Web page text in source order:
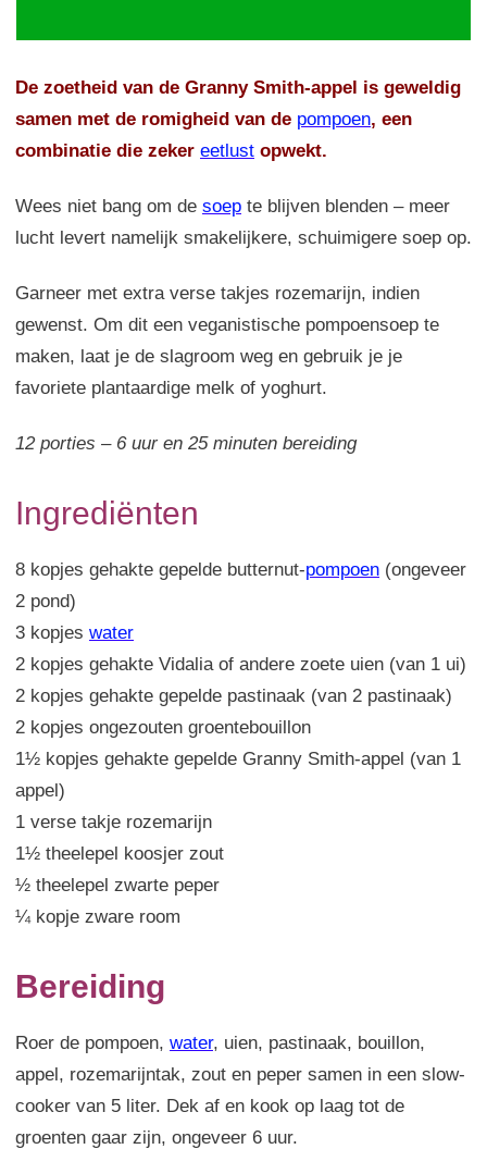
De zoetheid van de Granny Smith-appel is geweldig
samen met de romigheid van de pompoen, een
combinatie die zeker eetlust opwekt.
Wees niet bang om de soep te blijven blenden – meer
lucht levert namelijk smakelijkere, schuimigere soep op.
Garneer met extra verse takjes rozemarijn, indien
gewenst. Om dit een veganistische pompoensoep te
maken, laat je de slagroom weg en gebruik je je
favoriete plantaardige melk of yoghurt.
12 porties – 6 uur en 25 minuten bereiding
Ingrediënten
8 kopjes gehakte gepelde butternut-pompoen (ongeveer
2 pond)
3 kopjes water
2 kopjes gehakte Vidalia of andere zoete uien (van 1 ui)
2 kopjes gehakte gepelde pastinaak (van 2 pastinaak)
2 kopjes ongezouten groentebouillon
1½ kopjes gehakte gepelde Granny Smith-appel (van 1
appel)
1 verse takje rozemarijn
1½ theelepel koosjer zout
½ theelepel zwarte peper
¼ kopje zware room
Bereiding
Roer de pompoen, water, uien, pastinaak, bouillon,
appel, rozemarijntak, zout en peper samen in een slow-
cooker van 5 liter. Dek af en kook op laag tot de
groenten gaar zijn, ongeveer 6 uur.